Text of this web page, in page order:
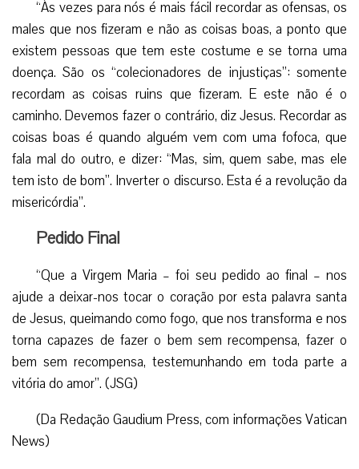
“Às vezes para nós é mais fácil recordar as ofensas, os
males que nos fizeram e não as coisas boas, a ponto que
existem pessoas que tem este costume e se torna uma
doença. São os “colecionadores de injustiças”: somente
recordam as coisas ruins que fizeram. E este não é o
caminho. Devemos fazer o contrário, diz Jesus. Recordar as
coisas boas é quando alguém vem com uma fofoca, que
fala mal do outro, e dizer: “Mas, sim, quem sabe, mas ele
tem isto de bom”. Inverter o discurso. Esta é a revolução da
misericórdia”.
Pedido Final
“Que a Virgem Maria – foi seu pedido ao final – nos
ajude a deixar-nos tocar o coração por esta palavra santa
de Jesus, queimando como fogo, que nos transforma e nos
torna capazes de fazer o bem sem recompensa, fazer o
bem sem recompensa, testemunhando em toda parte a
vitória do amor”. (JSG)
(Da Redação Gaudium Press, com informações Vatican
News)